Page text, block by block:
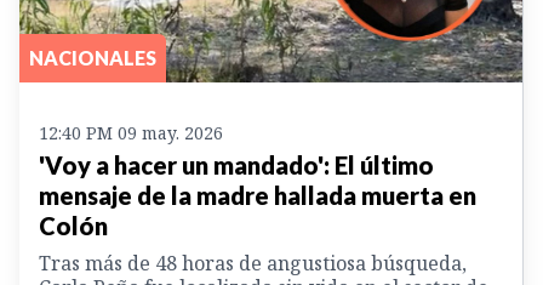
NACIONALES
12:40 PM 09 may. 2026
'Voy a hacer un mandado': El último
mensaje de la madre hallada muerta en
Colón
Tras más de 48 horas de angustiosa búsqueda,